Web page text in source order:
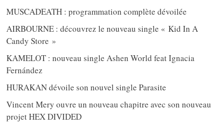
MUSCADEATH : programmation complète dévoilée
AIRBOURNE : découvrez le nouveau single « Kid In A
Candy Store »
KAMELOT : nouveau single Ashen World feat Ignacia
Fernández
HURAKAN dévoile son nouvel single Parasite
Vincent Mery ouvre un nouveau chapitre avec son nouveau
projet HEX DIVIDED